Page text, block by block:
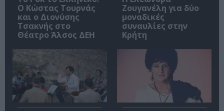
Ο Κώστας Τουρνάς
και ο Διονύσης
Τσακνής στο
Θέατρο Άλσος ΔΕΗ
Ζουγανέλη για δύο
μοναδικές
συναυλίες στην
Κρήτη